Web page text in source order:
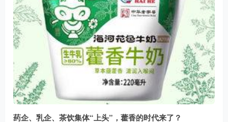
药企、乳企、茶饮集体“上头”，藿香的时代来了？